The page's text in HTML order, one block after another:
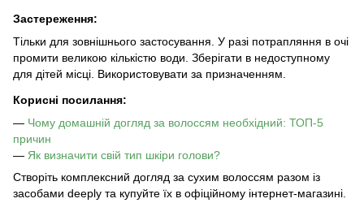
Застереження:
Тільки для зовнішнього застосування. У разі потрапляння в очі
промити великою кількістю води. Зберігати в недоступному
для дітей місці. Використовувати за призначенням.
Корисні посилання:
— Чому домашній догляд за волоссям необхідний: ТОП-5
причин
— Як визначити свій тип шкіри голови?
Створіть комплексний догляд за сухим волоссям разом із
засобами deeply та купуйте їх в офіційному інтернет-магазині.​​​​​​​